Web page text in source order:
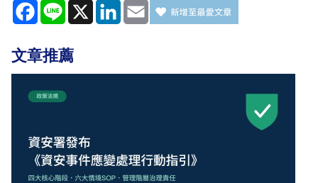
Facebook
Line X LinkedIn
Email
文章推薦